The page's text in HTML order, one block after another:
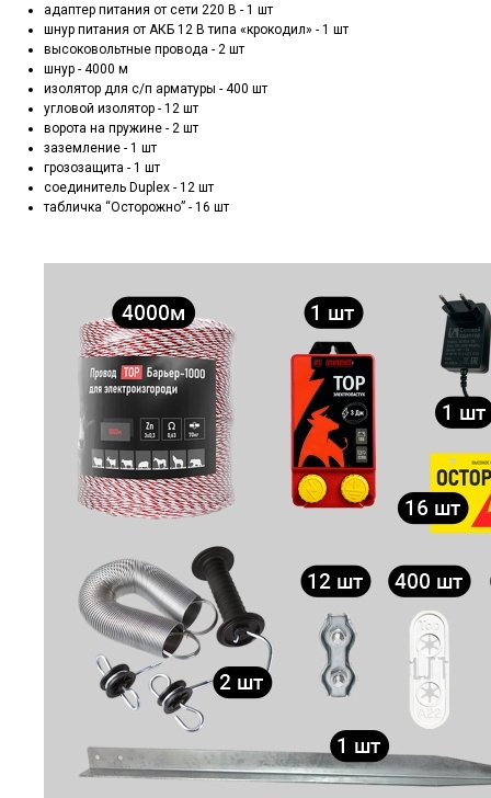
адаптер питания от сети 220 В - 1 шт
шнур питания от АКБ 12 В типа «крокодил» - 1 шт
высоковольтные провода - 2 шт
шнур - 4000 м
изолятор для с/п арматуры - 400 шт
угловой изолятор - 12 шт
ворота на пружине - 2 шт
заземление - 1 шт
грозозащита - 1 шт
соединитель Duplex - 12 шт
табличка “Осторожно” - 16 шт